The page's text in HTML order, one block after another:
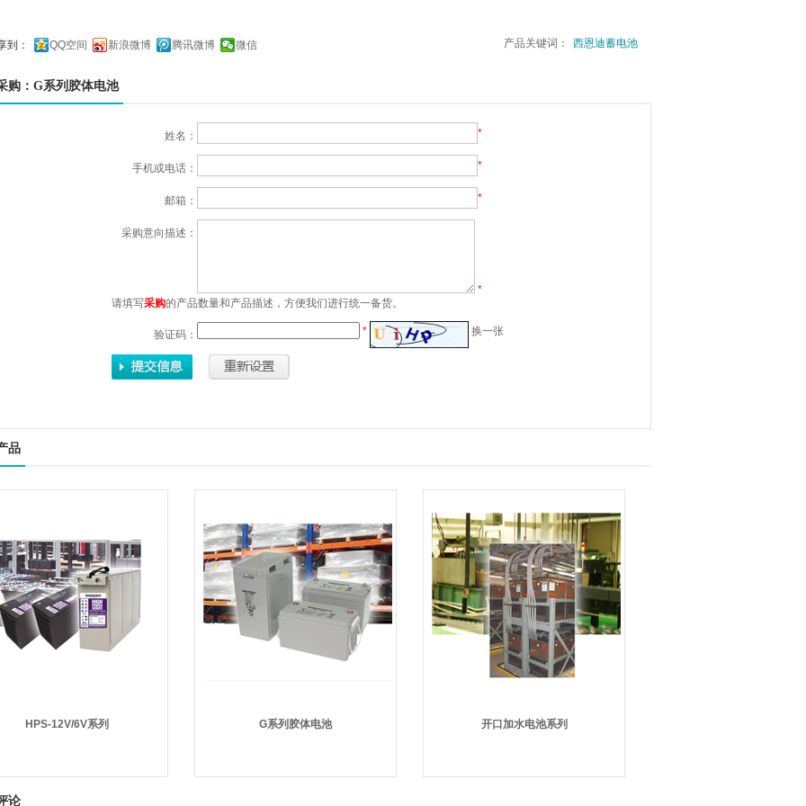
产品关键词： 西恩迪蓄电池
到： QQ空间 新浪微博 腾讯微博 微信
购：G系列胶体电池
姓名： *
手机或电话： *
邮箱： *
采购意向描述：
*
请填写采购的产品数量和产品描述，方便我们进行统一备货。
验证码： * 换一张
品
HPS-12V/6V系列 G系列胶体电池 开口加水电池系列
论